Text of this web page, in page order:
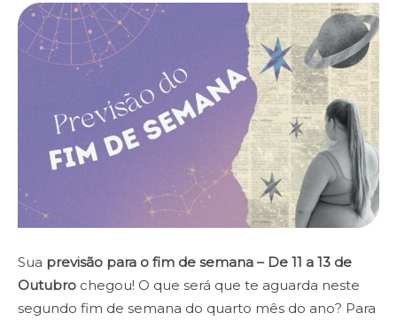
Sua previsão para o fim de semana – De 11 a 13 de
Outubro chegou! O que será que te aguarda neste
segundo fim de semana do quarto mês do ano? Para